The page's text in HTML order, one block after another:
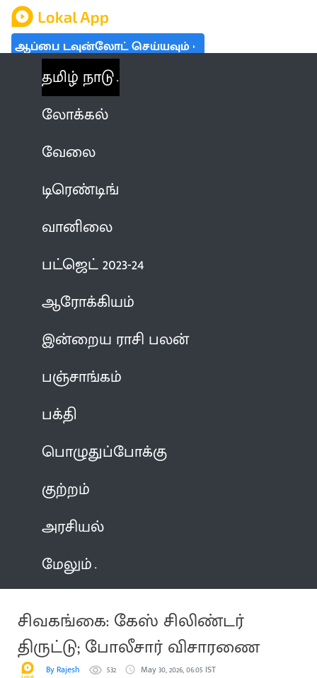
ஆப்பை டவுன்லோட் செய்யவும்
தமிழ் நாடு
லோக்கல்
வேலை
டிரெண்டிங்
வானிலை
பட்ஜெட் 2023-24
ஆரோக்கியம்
இன்றைய ராசி பலன்
பஞ்சாங்கம்
பக்தி
பொழுதுப்போக்கு
குற்றம்
அரசியல்
மேலும்
சிவகங்கை: கேஸ் சிலிண்டர்
திருட்டு; போலீசார் விசாரணை
By Rajesh 532 May 30, 2026, 06:05 IST